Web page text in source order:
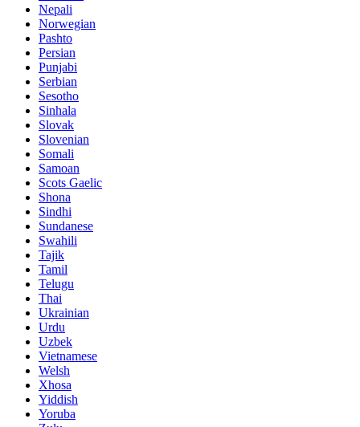
Nepali
Norwegian
Pashto
Persian
Punjabi
Serbian
Sesotho
Sinhala
Slovak
Slovenian
Somali
Samoan
Scots Gaelic
Shona
Sindhi
Sundanese
Swahili
Tajik
Tamil
Telugu
Thai
Ukrainian
Urdu
Uzbek
Vietnamese
Welsh
Xhosa
Yiddish
Yoruba